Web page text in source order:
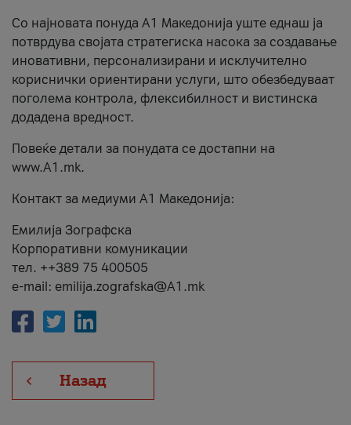
Со најновата понуда А1 Македонија уште еднаш ја
потврдува својата стратегиска насока за создавање
иновативни, персонализирани и исклучително
кориснички ориентирани услуги, што обезбедуваат
поголема контрола, флексибилност и вистинска
додадена вредност.
Повеќе детали за понудата се достапни на
www.А1.mk.
Контакт за медиуми А1 Македонија:
Емилија Зографска
Корпоративни комуникации
тел. ++389 75 400505
e-mail: emilija.zografska@A1.mk
Назад